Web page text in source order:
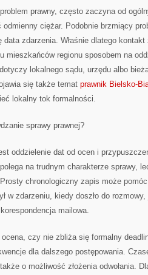
prawny, często zaczyna od
odmienny ciężar. Podobnie brzmiący
zdarzenia. Właśnie dlatego
mieszkańców regionu sposobem na
lokalnego sądu, urzędu albo
się także temat prawnik Bielsko-
lokalny tok formalności.
sprawy prawnej?
oddzielenie dat od ocen i
na trudnym charakterze sprawy,
chronologiczny zapis może
w zdarzeniu, kiedy doszło do
mailowa.
czy nie zbliża się formalny
dla dalszego postępowania.
o możliwość złożenia odwołania.